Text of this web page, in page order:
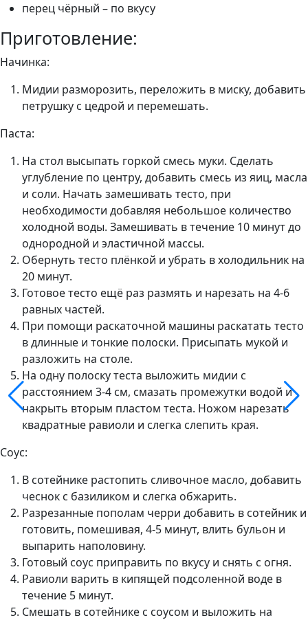
перец чёрный – по вкусу
Приготовление:
Начинка:
Мидии разморозить, переложить в миску, добавить
петрушку с цедрой и перемешать.
Паста:
На стол высыпать горкой смесь муки. Сделать
углубление по центру, добавить смесь из яиц, масла
и соли. Начать замешивать тесто, при
необходимости добавляя небольшое количество
холодной воды. Замешивать в течение 10 минут до
однородной и эластичной массы.
Обернуть тесто плёнкой и убрать в холодильник на
20 минут.
Готовое тесто ещё раз размять и нарезать на 4-6
равных частей.
При помощи раскаточной машины раскатать тесто
в длинные и тонкие полоски. Присыпать мукой и
разложить на столе.
На одну полоску теста выложить мидии с
расстоянием 3-4 см, смазать промежутки водой и
накрыть вторым пластом теста. Ножом нарезать
квадратные равиоли и слегка слепить края.
Соус:
В сотейнике растопить сливочное масло, добавить
чеснок с базиликом и слегка обжарить.
Разрезанные пополам черри добавить в сотейник и
готовить, помешивая, 4-5 минут, влить бульон и
выпарить наполовину.
Готовый соус приправить по вкусу и снять с огня.
Равиоли варить в кипящей подсоленной воде в
течение 5 минут.
Смешать в сотейнике с соусом и выложить на